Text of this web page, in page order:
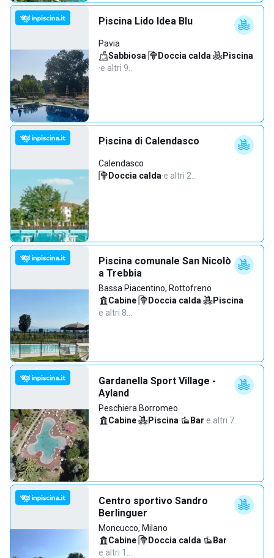
Piscina Lido Idea Blu
Pavia
Sabbiosa· Doccia calda·
Piscina
·e altri 9…
Piscina di Calendasco
Calendasco
Doccia calda·e altri 2…
Piscina comunale San Nicolò
a Trebbia
Bassa Piacentino, Rottofreno
Cabine· Doccia calda· Piscina·
e altri 8…
Gardanella Sport Village -
Ayland
Peschiera Borromeo
Cabine· Piscina· Bar·e altri 7…
Centro sportivo Sandro
Berlinguer
Moncucco, Milano
Cabine· Doccia calda· Bar·
e altri 1…